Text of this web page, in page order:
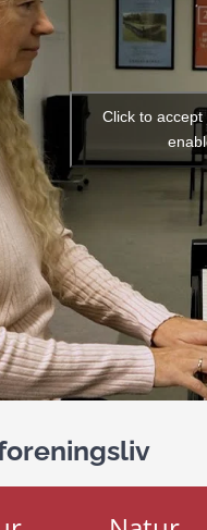
Click to